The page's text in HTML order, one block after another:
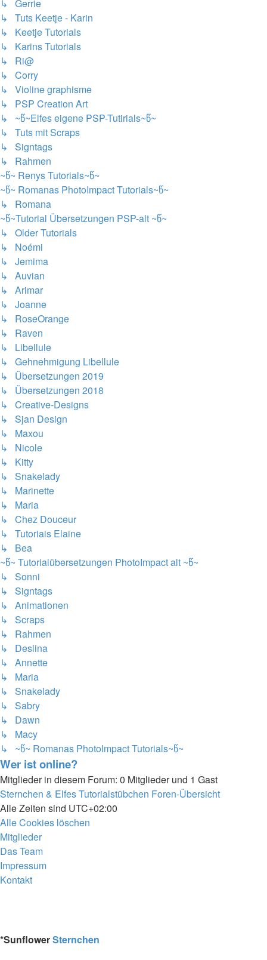
↳ Gerrie
↳ Tuts Keetje - Karin
↳ Keetje Tutorials
↳ Karins Tutorials
↳ Ri@
↳ Corry
↳ Violine graphisme
↳ PSP Creation Art
↳ ~წ~Elfes eigene PSP-Tutirials~წ~
↳ Tuts mit Scraps
↳ Signtags
↳ Rahmen
~წ~ Renys Tutorials~წ~
~წ~ Romanas PhotoImpact Tutorials~წ~
↳ Romana
~წ~Tutorial Übersetzungen PSP-alt ~წ~
↳ Older Tutorials
↳ Noémi
↳ Jemima
↳ Auvian
↳ Arimar
↳ Joanne
↳ RoseOrange
↳ Raven
↳ Libellule
↳ Gehnehmigung Libellule
↳ Übersetzungen 2019
↳ Übersetzungen 2018
↳ Creative-Designs
↳ Sjan Design
↳ Maxou
↳ Nicole
↳ Kitty
↳ Snakelady
↳ Marinette
↳ Maria
↳ Chez Douceur
↳ Tutoriais Elaine
↳ Bea
~წ~ Tutorialübersetzungen PhotoImpact alt ~წ~
↳ Sonni
↳ Signtags
↳ Animationen
↳ Scraps
↳ Rahmen
↳ Deslina
↳ Annette
↳ Maria
↳ Snakelady
↳ Sabry
↳ Dawn
↳ Macy
↳ ~წ~ Romanas PhotoImpact Tutorials~წ~
Wer ist online?
Mitglieder in diesem Forum: 0 Mitglieder und 1 Gast
Sternchen & Elfes Tutorialstübchen Foren-Übersicht
Alle Zeiten sind UTC+02:00
Alle Cookies löschen
Mitglieder
Das Team
Impressum
Kontakt
*SunflowerSternchen